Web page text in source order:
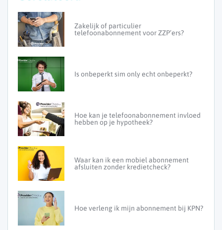
Zakelijk of particulier
telefoonabonnement voor ZZP’ers?
Is onbeperkt sim only echt onbeperkt?
Hoe kan je telefoonabonnement invloed
hebben op je hypotheek?
Waar kan ik een mobiel abonnement
afsluiten zonder kredietcheck?
Hoe verleng ik mijn abonnement bij KPN?